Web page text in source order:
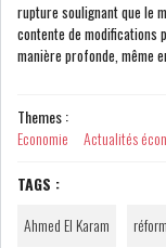
COURS DU JOUR
rupture soulignant que le
contente de modifications
manière profonde, même
Themes :
Economie
Actualités
TAGS :
Ahmed El Karam